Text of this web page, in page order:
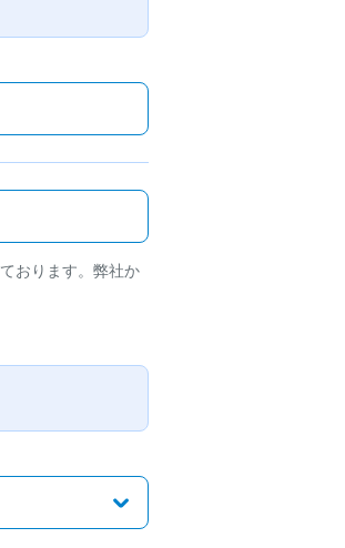
おります。弊社か